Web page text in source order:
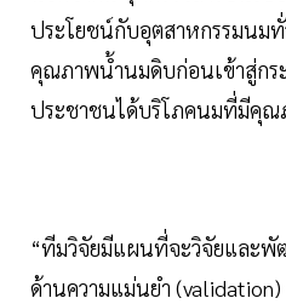
ประโยชน์กับอุตสาหกรรมนมทั่
คุณภาพน้ำนมดิบก่อนเข้าสู่กร
ประชาชนได้บริโภคนมที่มีคุณ
“ทีมวิจัยมีแผนที่จะวิจัยและพั
ด้านความแม่นยำ (validation)